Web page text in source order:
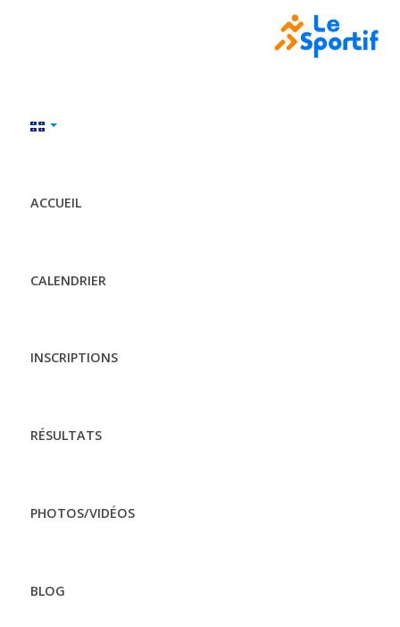
ACCUEIL
CALENDRIER
INSCRIPTIONS
RÉSULTATS
PHOTOS/VIDÉOS
BLOG